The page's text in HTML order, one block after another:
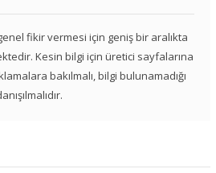
fikir vermesi için geniş bir aralıkta
Kesin bilgi için üretici sayfalarına
bakılmalı, bilgi bulunamadığı